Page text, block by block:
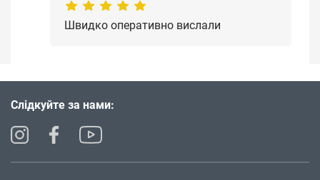
Швидко оперативно вислали
Слідкуйте за нами: